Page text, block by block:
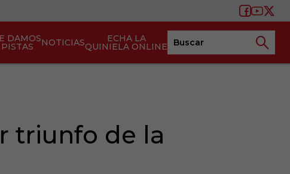
DAMOS
PISTAS NOTICIAS ECHA LA
QUINIELA ONLINE
triunfo de la